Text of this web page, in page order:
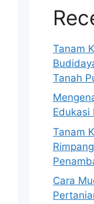
Tanam
Tanah
Edukasi
Tanam
Cara